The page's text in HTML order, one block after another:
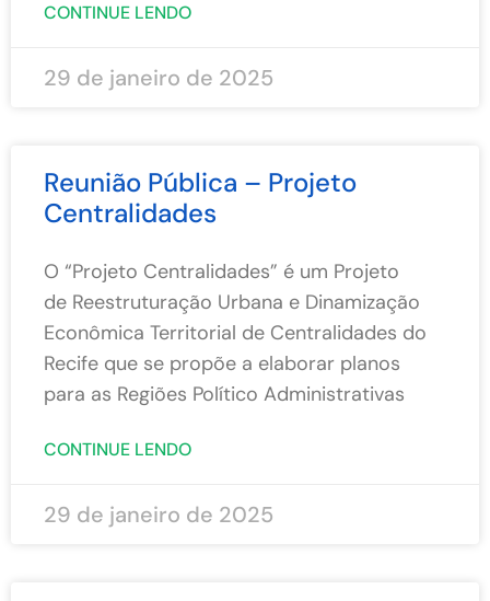
CONTINUE LENDO
29 de janeiro de 2025
Reunião Pública – Projeto
Centralidades
O “Projeto Centralidades” é um Projeto
de Reestruturação Urbana e Dinamização
Econômica Territorial de Centralidades do
Recife que se propõe a elaborar planos
para as Regiões Político Administrativas
CONTINUE LENDO
29 de janeiro de 2025